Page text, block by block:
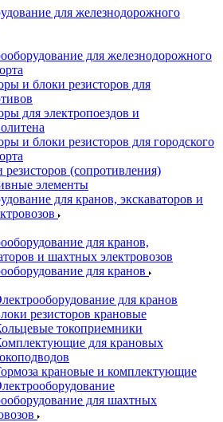
для железнодорожного
для железнодорожного
и блоки резисторов для
для электропоездов и
и блоки резисторов для городского
резисторов (сопротивления)
элементы
для кранов, экскаваторов и
для кранов,
и шахтных электровозов
для кранов
для кранов
резисторов крановые
токоприемники
для крановых
крановые и комплектующие
для шахтных